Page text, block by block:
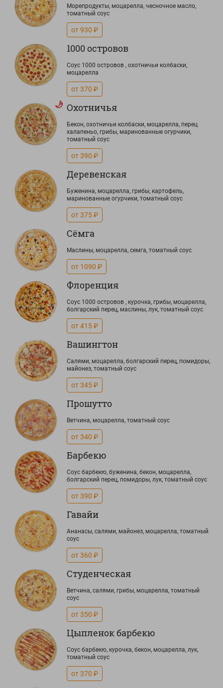
Морепродукты, моцарелла, чесночное масло,
томатный соус
от 930 ₽
1000 островов
Соус 1000 островов , охотничьи колбаски,
моцарелла
от 370 ₽
Охотничья
Бекон, охотничьи колбаски, моцарелла, перец
халапеньо, грибы, маринованные огурчики,
томатный соус
от 390 ₽
Деревенская
Буженина, моцарелла, грибы, картофель,
маринованные огурчики, томатный соус
от 375 ₽
Сёмга
Маслины, моцарелла, семга, томатный соус
от 1090 ₽
Флоренция
Соус 1000 островов , курочка, грибы, моцарелла,
болгарский перец, маслины, лук, томатный соус
от 415 ₽
Вашингтон
Салями, моцарелла, болгарский перец, помидоры,
майонез, томатный соус
от 345 ₽
Прошутто
Ветчина, моцарелла, томатный соус
от 340 ₽
Барбекю
Соус барбекю, буженина, бекон, моцарелла,
болгарский перец, помидоры, лук, томатный соус
от 390 ₽
Гавайи
Ананасы, салями, майонез, моцарелла, томатный
соус
от 360 ₽
Студенческая
Ветчина, салями, грибы, моцарелла, томатный
соус
от 350 ₽
Цыпленок барбекю
Соус барбекю, курочка, бекон, моцарелла, лук,
томатный соус
от 370 ₽